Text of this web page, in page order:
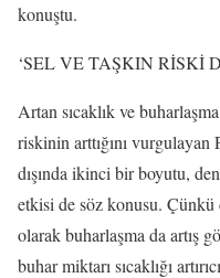
konuştu.
‘SEL VE TAŞKIN RİSKİ
Artan sıcaklık ve
riskinin arttığını
dışında ikinci bir boyutu,
etkisi de söz konusu. Çünkü
olarak buharlaşma da artış
buhar miktarı sıcaklığı